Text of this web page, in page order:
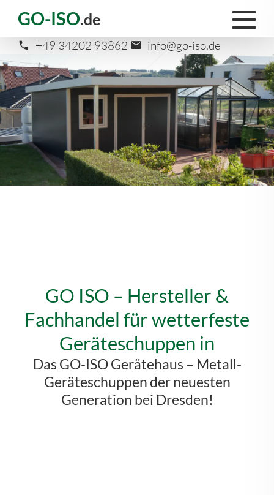
GO-ISO.de
+49 34202 93862 info@go-iso.de
GO ISO – Hersteller &
Fachhandel für wetterfeste
Geräteschuppen in
Das GO-ISO Gerätehaus – Metall-
Geräteschuppen der neuesten
Generation bei Dresden!